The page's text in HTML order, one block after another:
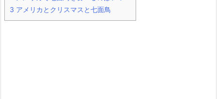
3 アメリカとクリスマスと七面鳥